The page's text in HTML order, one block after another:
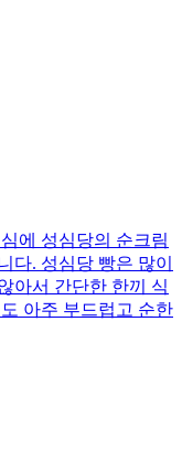
에 성심당의 순크림
다. 성심당 빵은 많이
아서 간단한 한끼 식
아주 부드럽고 순한